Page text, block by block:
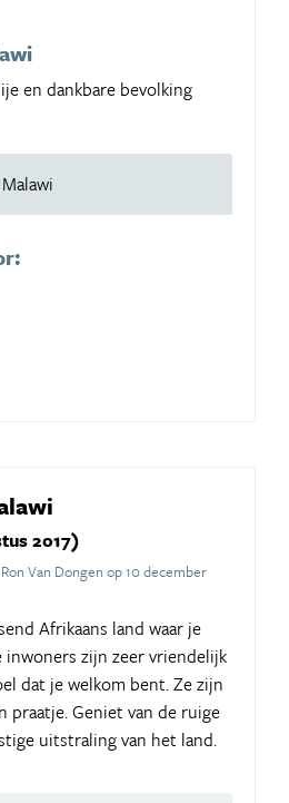
en dankbare bevolking
2017)
Van Dongen op 10 december
Afrikaans land waar je
inwoners zijn zeer vriendelijk
dat je welkom bent. Ze zijn
praatje. Geniet van de ruige
uitstraling van het land.